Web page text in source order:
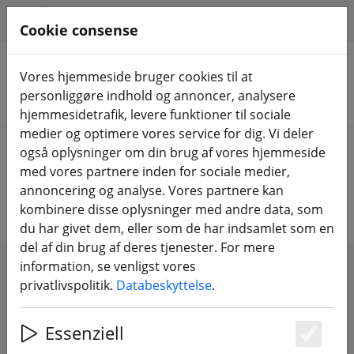
Søg efter produkter
Home Udstyr RC-fjernbetjening RC-modtager
Modtager til fjernbetjening
SHOW FILTERS
Cookie consense
Vores hjemmeside bruger cookies til at
personliggøre indhold og annoncer, analysere
hjemmesidetrafik, levere funktioner til sociale
medier og optimere vores service for dig. Vi deler
også oplysninger om din brug af vores hjemmeside
med vores partnere inden for sociale medier,
annoncering og analyse. Vores partnere kan
kombinere disse oplysninger med andre data, som
du har givet dem, eller som de har indsamlet som en
del af din brug af deres tjenester. For mere
information, se venligst vores
privatlivspolitik. Databeskyttelse.
Essenziell